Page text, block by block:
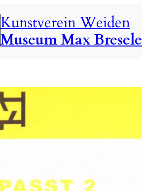
Kunstverein Weiden
Museum Max Bresele